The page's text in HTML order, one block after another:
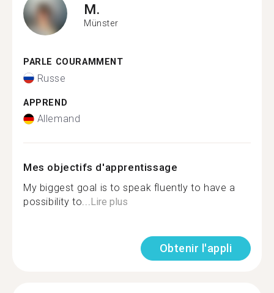
M.
Münster
PARLE COURAMMENT
Russe
APPREND
Allemand
Mes objectifs d'apprentissage
My biggest goal is to speak fluently to have a
possibility to...Lire plus
Obtenir l'appli